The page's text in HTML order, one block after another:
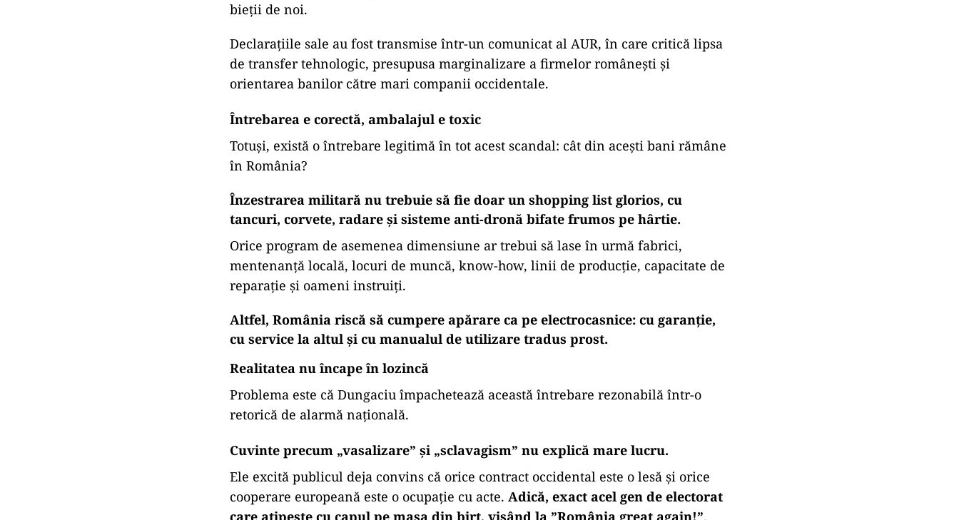
ad
România nu devine producător, ci client; nu capătă autonomie strategică, ci
se „vasalizează”; iar dacă Europa se federalizează, intrăm în „faza
Teoria e încherpelită isteț.
Fiindcă, nu-i așa, ei se gândesc la ”binele țării”. Să nu ne ”vasalizăm” cumva,
bieții de noi.
Declarațiile sale au fost transmise într-un comunicat al AUR, în care critică lipsa
orientarea banilor către mari companii occidentale.
Întrebarea e corectă, ambalajul e toxic
Totuși, există o întrebare legitimă în tot acest scandal: cât din acești bani rămâne
în România?
Înzestrarea militară nu trebuie să fie doar un shopping list glorios, cu
tancuri, corvete, radare și sisteme anti-dronă bifate frumos pe hârtie.
Orice program de asemenea dimensiune ar trebui să lase în urmă fabrici,
mentenanță locală, locuri de muncă, know-how, linii de producție, capacitate de